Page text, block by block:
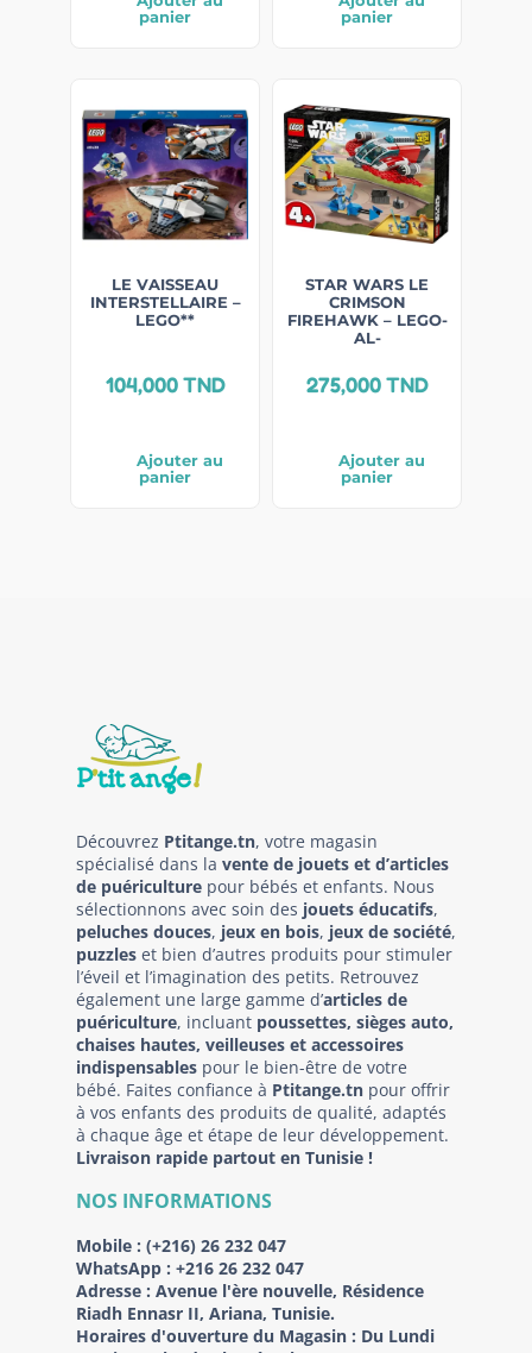
panier
panier
LE VAISSEAU
INTERSTELLAIRE –
LEGO**
104,000TND
Ajouter au
panier
STAR WARS LE
CRIMSON
FIREHAWK – LEGO-
AL-
275,000TND
Ajouter au
panier
Découvrez Ptitange.tn, votre magasin
spécialisé dans la vente de jouets et d’articles
de puériculture pour bébés et enfants. Nous
sélectionnons avec soin des jouets éducatifs,
peluches douces, jeux en bois, jeux de société,
puzzles et bien d’autres produits pour stimuler
l’éveil et l’imagination des petits. Retrouvez
également une large gamme d’articles de
puériculture, incluant poussettes, sièges auto,
chaises hautes, veilleuses et accessoires
indispensables pour le bien-être de votre
bébé. Faites confiance à Ptitange.tn pour offrir
à vos enfants des produits de qualité, adaptés
à chaque âge et étape de leur développement.
Livraison rapide partout en Tunisie !
NOS INFORMATIONS
Mobile : (+216) 26 232 047
WhatsApp : +216 26 232 047
Adresse : Avenue l'ère nouvelle, Résidence
Riadh Ennasr II, Ariana, Tunisie.
Horaires d'ouverture du Magasin : Du Lundi